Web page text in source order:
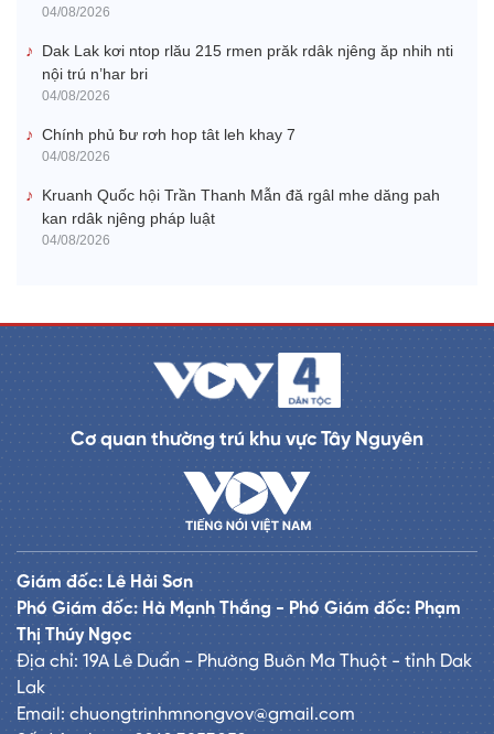
04/08/2026
Dak Lak kơi ntop rlău 215 rmen prăk rdâk njêng ăp nhih nti
nội trú n’har bri
04/08/2026
Chính phủ ƀư rơh hop tât leh khay 7
04/08/2026
Kruanh Quốc hội Trần Thanh Mẫn đă rgâl mhe dăng pah
kan rdâk njêng pháp luật
04/08/2026
Cơ quan thường trú khu vực Tây Nguyên
Giám đốc: Lê Hải Sơn
Phó Giám đốc: Hà Mạnh Thắng - Phó Giám đốc: Phạm
Thị Thúy Ngọc
Địa chỉ: 19A Lê Duẩn - Phường Buôn Ma Thuột - tỉnh Dak
Lak
Email: chuongtrinhmnongvov@gmail.com